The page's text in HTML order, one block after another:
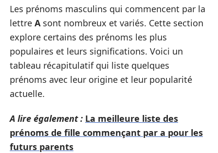
Les prénoms masculins qui commencent par la
lettre A sont nombreux et variés. Cette section
explore certains des prénoms les plus
populaires et leurs significations. Voici un
tableau récapitulatif qui liste quelques
prénoms avec leur origine et leur popularité
actuelle.
A lire également : La meilleure liste des
prénoms de fille commençant par a pour les
futurs parents